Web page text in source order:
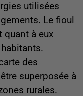
utilisées
Le fioul
quant à eux
des
superposée à
rurales.